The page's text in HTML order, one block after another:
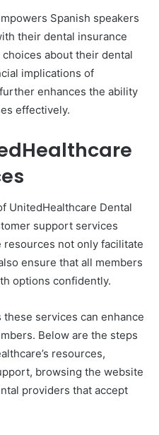
Spanish speakers
their dental insurance
about their dental
implications of
enhances the ability
effectively.
UnitedHealthcare Dental
support services
not only facilitate
ensure that all members
options confidently.
services can enhance
Below are the steps
resources,
browsing the website
providers that accept